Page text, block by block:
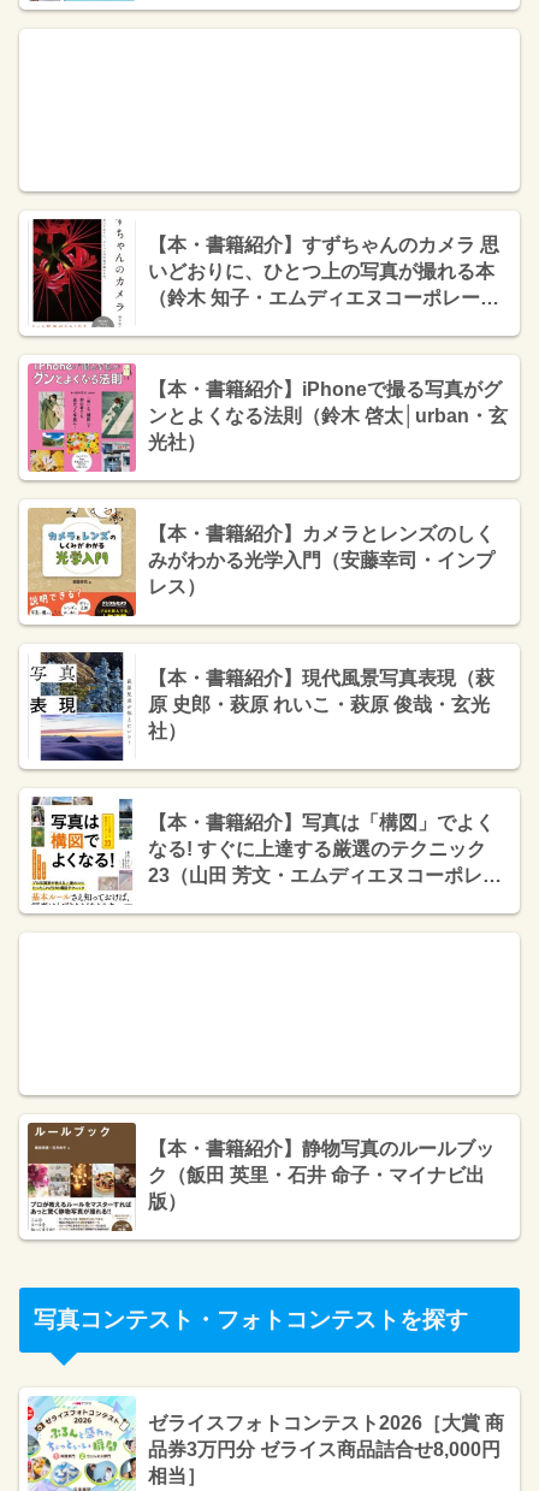
【本・書籍紹介】すずちゃんのカメラ 思
いどおりに、ひとつ上の写真が撮れる本
（鈴木 知子・エムディエヌコーポレーシ
【本・書籍紹介】iPhoneで撮る写真がグ
ンとよくなる法則（鈴木 啓太│urban・玄
光社）
【本・書籍紹介】カメラとレンズのしく
みがわかる光学入門（安藤幸司・インプ
レス）
【本・書籍紹介】現代風景写真表現（萩
原 史郎・萩原 れいこ・萩原 俊哉・玄光
社）
【本・書籍紹介】写真は「構図」でよく
なる! すぐに上達する厳選のテクニック
23（山田 芳文・エムディエヌコーポレー
【本・書籍紹介】静物写真のルールブッ
ク（飯田 英里・石井 命子・マイナビ出
版）
写真コンテスト・フォトコンテストを探す
ゼライスフォトコンテスト2026［大賞 商
品券3万円分 ゼライス商品詰合せ8,000円
相当］